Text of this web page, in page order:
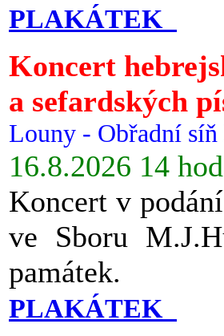
PLAKÁTEK
Koncert
a sefardských
Louny - Obřadní
16.8.2026 14
Koncert v
ve Sboru
památek.
PLAKÁTEK